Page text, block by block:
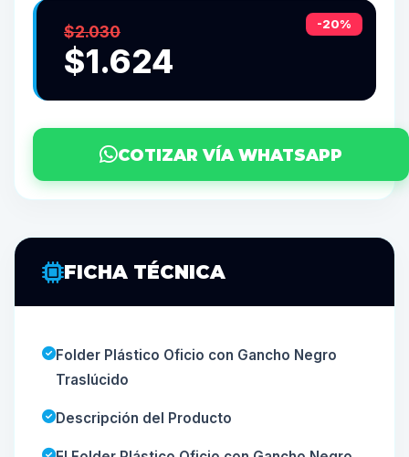
-20%
$2.030
$1.624
COTIZAR VÍA WHATSAPP
FICHA TÉCNICA
Folder Plástico Oficio con Gancho Negro
Traslúcido
Descripción del Producto